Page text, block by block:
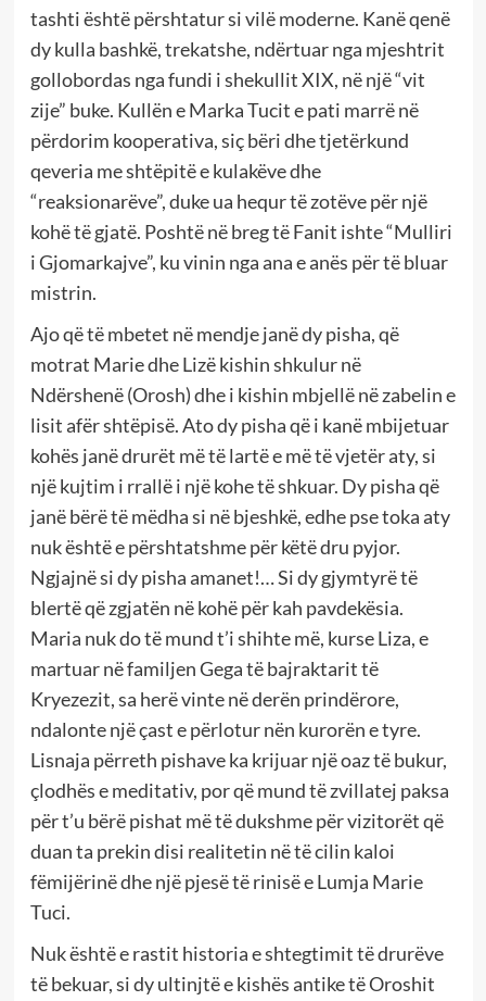
tashti është përshtatur si vilë moderne. Kanë qenë
dy kulla bashkë, trekatshe, ndërtuar nga mjeshtrit
gollobordas nga fundi i shekullit XIX, në një “vit
zije” buke. Kullën e Marka Tucit e pati marrë në
përdorim kooperativa, siç bëri dhe tjetërkund
qeveria me shtëpitë e kulakëve dhe
“reaksionarëve”, duke ua hequr të zotëve për një
kohë të gjatë. Poshtë në breg të Fanit ishte “Mulliri
i Gjomarkajve”, ku vinin nga ana e anës për të bluar
mistrin.
Ajo që të mbetet në mendje janë dy pisha, që
motrat Marie dhe Lizë kishin shkulur në
Ndërshenë (Orosh) dhe i kishin mbjellë në zabelin e
lisit afër shtëpisë. Ato dy pisha që i kanë mbijetuar
kohës janë drurët më të lartë e më të vjetër aty, si
një kujtim i rrallë i një kohe të shkuar. Dy pisha që
janë bërë të mëdha si në bjeshkë, edhe pse toka aty
nuk është e përshtatshme për këtë dru pyjor.
Ngjajnë si dy pisha amanet!… Si dy gjymtyrë të
blertë që zgjatën në kohë për kah pavdekësia.
Maria nuk do të mund t’i shihte më, kurse Liza, e
martuar në familjen Gega të bajraktarit të
Kryezezit, sa herë vinte në derën prindërore,
ndalonte një çast e përlotur nën kurorën e tyre.
Lisnaja përreth pishave ka krijuar një oaz të bukur,
çlodhës e meditativ, por që mund të zvillatej paksa
për t’u bërë pishat më të dukshme për vizitorët që
duan ta prekin disi realitetin në të cilin kaloi
fëmijërinë dhe një pjesë të rinisë e Lumja Marie
Tuci.
Nuk është e rastit historia e shtegtimit të drurëve
të bekuar, si dy ultinjtë e kishës antike të Oroshit